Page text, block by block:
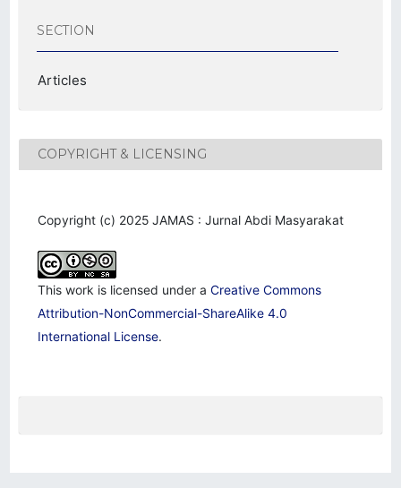
SECTION
Articles
COPYRIGHT & LICENSING
Copyright (c) 2025 JAMAS : Jurnal Abdi Masyarakat
This work is licensed under aCreative Commons
Attribution-NonCommercial-ShareAlike 4.0
International License.